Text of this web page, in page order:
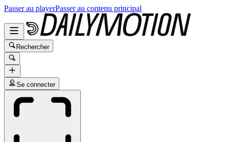
Passer au playerPasser au contenu principal
Rechercher
Se connecter